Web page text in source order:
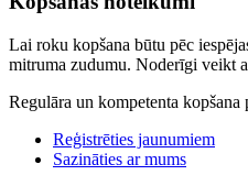
Lai roku kopšana būtu pēc
mitruma zudumu. Noderīgi veikt
Regulāra un kompetenta
Reģistrēties jaunumiem
Sazināties ar mums